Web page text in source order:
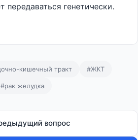
передаваться генетически.
кишечный тракт #ЖКТ
#рак желудка
вопрос